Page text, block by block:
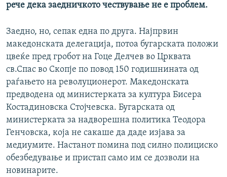
рече дека заедничкото чествување не е проблем.
Заедно, но, сепак една по друга. Најпрвин
македонската делегација, потоа бугарската положи
цвеќе пред гробот на Гоце Делчев во Црквата
св.Спас во Скопје по повод 150 годишнината од
раѓањето на револуционерот. Македонската
предводена од министерката за култура Бисера
Костадиновска Стојчевска. Бугарската од
министерката за надворешна политика Теодора
Генчовска, која не сакаше да даде изјава за
медиумите. Настанот помина под силно полициско
обезбедување и пристап само им се дозволи на
новинарите.